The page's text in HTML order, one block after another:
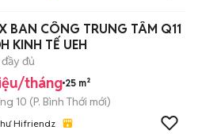
BAN CÔNG TRUNG TÂM Q11
KINH TẾ UEH
đủ
tháng 25 m²
10 (P. Bình Thới mới)
Hifriendz